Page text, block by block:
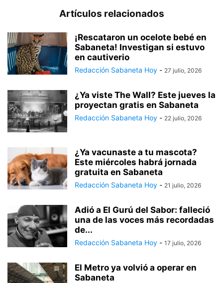
Artículos relacionados
¡Rescataron un ocelote bebé en
Sabaneta! Investigan si estuvo
en cautiverio
Redacción Sabaneta Hoy - 27 julio, 2026
¿Ya viste The Wall? Este jueves la
proyectan gratis en Sabaneta
Redacción Sabaneta Hoy - 22 julio, 2026
¿Ya vacunaste a tu mascota?
Este miércoles habrá jornada
gratuita en Sabaneta
Redacción Sabaneta Hoy - 21 julio, 2026
Adió a El Gurú del Sabor: falleció
una de las voces más recordadas
de...
Redacción Sabaneta Hoy - 17 julio, 2026
El Metro ya volvió a operar en
Sabaneta